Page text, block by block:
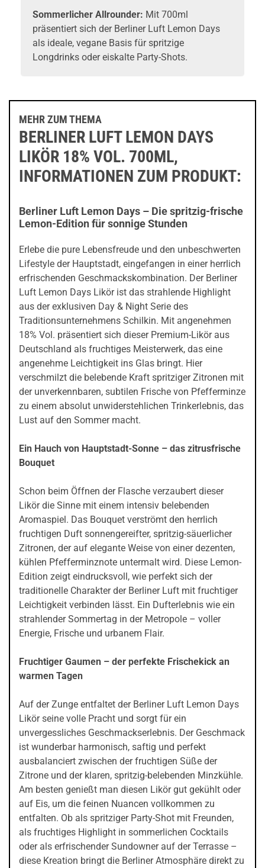
Sommerlicher Allrounder: Mit 700ml
präsentiert sich der Berliner Luft Lemon Days
als ideale, vegane Basis für spritzige
Longdrinks oder eiskalte Party-Shots.
MEHR ZUM THEMA
BERLINER LUFT LEMON DAYS
LIKÖR 18% VOL. 700ML,
INFORMATIONEN ZUM PRODUKT:
Berliner Luft Lemon Days – Die spritzig-frische
Lemon-Edition für sonnige Stunden
Erlebe die pure Lebensfreude und den unbeschwerten
Lifestyle der Hauptstadt, eingefangen in einer herrlich
erfrischenden Geschmackskombination. Der Berliner
Luft Lemon Days Likör ist das strahlende Highlight
aus der exklusiven Day & Night Serie des
Traditionsunternehmens Schilkin. Mit angenehmen
18% Vol. präsentiert sich dieser Premium-Likör aus
Deutschland als fruchtiges Meisterwerk, das eine
angenehme Leichtigkeit ins Glas bringt. Hier
verschmilzt die belebende Kraft spritziger Zitronen mit
der unverkennbaren, subtilen Frische von Pfefferminze
zu einem absolut unwiderstehlichen Trinkerlebnis, das
Lust auf den Sommer macht.
Ein Hauch von Hauptstadt-Sonne – das zitrusfrische
Bouquet
Schon beim Öffnen der Flasche verzaubert dieser
Likör die Sinne mit einem intensiv belebenden
Aromaspiel. Das Bouquet verströmt den herrlich
fruchtigen Duft sonnengereifter, spritzig-säuerlicher
Zitronen, der auf elegante Weise von einer dezenten,
kühlen Pfefferminznote untermalt wird. Diese Lemon-
Edition zeigt eindrucksvoll, wie perfekt sich der
traditionelle Charakter der Berliner Luft mit fruchtiger
Leichtigkeit verbinden lässt. Ein Dufterlebnis wie ein
strahlender Sommertag in der Metropole – voller
Energie, Frische und urbanem Flair.
Fruchtiger Gaumen – der perfekte Frischekick an
warmen Tagen
Auf der Zunge entfaltet der Berliner Luft Lemon Days
Likör seine volle Pracht und sorgt für ein
unvergessliches Geschmackserlebnis. Der Geschmack
ist wunderbar harmonisch, saftig und perfekt
ausbalanciert zwischen der fruchtigen Süße der
Zitrone und der klaren, spritzig-belebenden Minzkühle.
Am besten genießt man diesen Likör gut gekühlt oder
auf Eis, um die feinen Nuancen vollkommen zu
entfalten. Ob als spritziger Party-Shot mit Freunden,
als fruchtiges Highlight in sommerlichen Cocktails
oder als erfrischender Sundowner auf der Terrasse –
diese Kreation bringt die Berliner Atmosphäre direkt zu